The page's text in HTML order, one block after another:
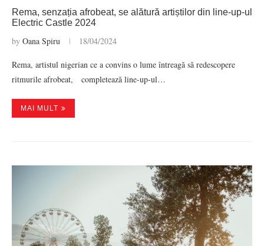
Rema, senzația afrobeat, se alătură artiștilor din line-up-ul
Electric Castle 2024
by Oana Spiru 18/04/2024
Rema, artistul nigerian ce a convins o lume întreagă să redescopere
ritmurile afrobeat, completează line-up-ul…
MAI MULT